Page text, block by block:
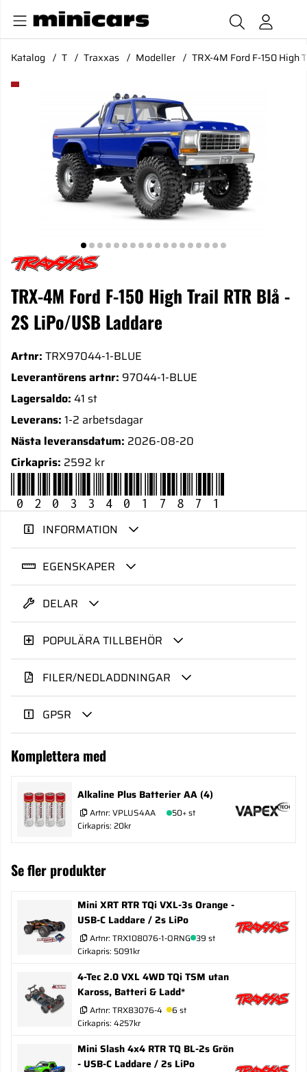
Katalog T Traxxas Modeller TRX-4M Ford F-150 High
Produktbilder TRX-4M Ford F-150 High Trail RTR Blå - 2S
TRX-4M Ford F-150 High Trail RTR Blå -
2S LiPo/USB Laddare
Artnr: TRX97044-1-BLUE
Leverantörens artnr: 97044-1-BLUE
Lagersaldo: 41 st
Leverans: 1-2 arbetsdagar
Nästa leveransdatum: 2026-08-20
Cirkapris: 2592 kr
020334017871
INFORMATION
EGENSKAPER
DELAR
POPULÄRA TILLBEHÖR
FILER/NEDLADDNINGAR
GPSR
Komplettera med
Alkaline Plus Batterier AA (4)
Artnr: VPLUS4AA
50+ st
Cirkapris: 20kr
Se fler produkter
Mini XRT RTR TQi VXL-3s Orange -
USB-C Laddare / 2s LiPo
Artnr: TRX108076-1-ORNG 39 st
Cirkapris: 5091kr
4-Tec 2.0 VXL 4WD TQi TSM utan
Kaross, Batteri & Ladd*
Artnr: TRX83076-4
6 st
Cirkapris: 4257kr
Mini Slash 4x4 RTR TQ BL-2s Grön
- USB-C Laddare / 2s LiPo